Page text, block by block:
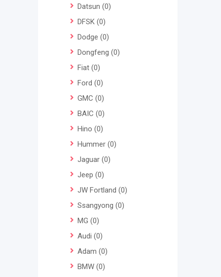
Datsun (0)
DFSK (0)
Dodge (0)
Dongfeng (0)
Fiat (0)
Ford (0)
GMC (0)
BAIC (0)
Hino (0)
Hummer (0)
Jaguar (0)
Jeep (0)
JW Fortland (0)
Ssangyong (0)
MG (0)
Audi (0)
Adam (0)
BMW (0)